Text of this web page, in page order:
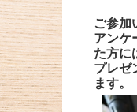
ご参加
アンケ
た方に
プレゼ
ます。